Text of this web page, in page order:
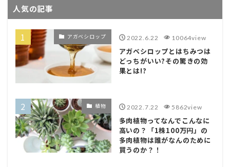
人気の記事
アガベシロップ 2022.6.22 10064view
アガベシロップとはちみつは
どっちがいい?その驚きの効
果とは!?
植物 2022.7.22 5862view
多肉植物ってなんでこんなに
高いの？「1株100万円」の
多肉植物は誰がなんのために
買うのか？！